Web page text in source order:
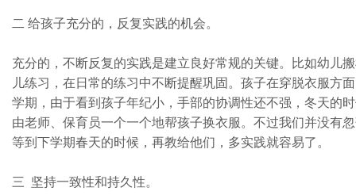
二 给孩子充分的，反复实践的机会。
充分的，不断反复的实践是建立良好常规的关键。比如幼儿
儿练习，在日常的练习中不断提醒巩固。孩子在穿脱衣服方
学期，由于看到孩子年纪小，手部的协调性还不强，冬天的
由老师、保育员一个一个地帮孩子换衣服。不过我们并没有
等到下学期春天的时候，再教给他们，多实践就容易了。
三 坚持一致性和持久性。